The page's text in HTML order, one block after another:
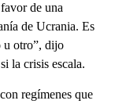
de una
de Ucrania. Es
u otro”, dijo
la crisis escala.
regímenes que